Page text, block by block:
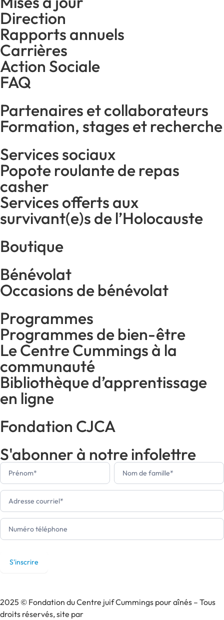
Direction
Rapports annuels
Carrières
Action Sociale
FAQ
Partenaires et collaborateurs
Formation, stages et recherche
Services sociaux
Popote roulante de repas
casher
Services offerts aux
survivant(e)s de l’Holocauste
Boutique
Bénévolat
Occasions de bénévolat
Programmes
Programmes de bien-être
Le Centre Cummings à la
communauté
Bibliothèque d’apprentissage
en ligne
Fondation CJCA
S'abonner à notre infolettre
Newsletter
footer (fr)
S'inscrire
2025 © Fondation du Centre juif Cummings pour aînés – Tous
droits réservés, site par